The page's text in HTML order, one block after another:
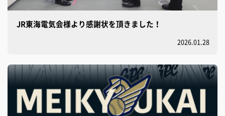
JR東海電気会様より感謝状を頂きました！
2026.01.28